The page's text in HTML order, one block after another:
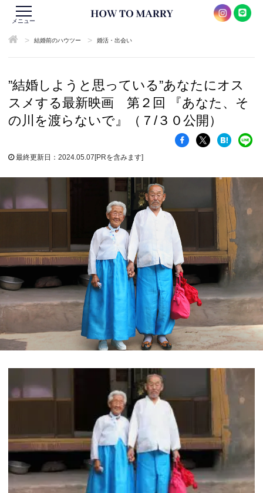
メニュー
> 結婚前のハウツー > 婚活・出会い
”結婚しようと思っている”あなたにオス
スメする最新映画 第２回 『あなた、そ
の川を渡らないで』（７/３０公開）
最終更新日：2024.05.07[PRを含みます]